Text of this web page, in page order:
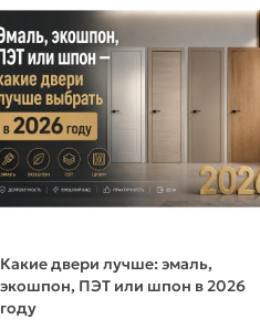
Какие двери лучше: эмаль,
экошпон, ПЭТ или шпон в 2026
году